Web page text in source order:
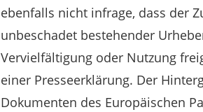
ebenfalls nicht infrage, dass der
unbeschadet bestehender
Vervielfältigung oder Nutzung
einer Presseerklärung. Der
Dokumenten des Europäischen